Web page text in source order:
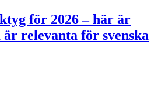
för 2026 – här är
är relevanta för svenska